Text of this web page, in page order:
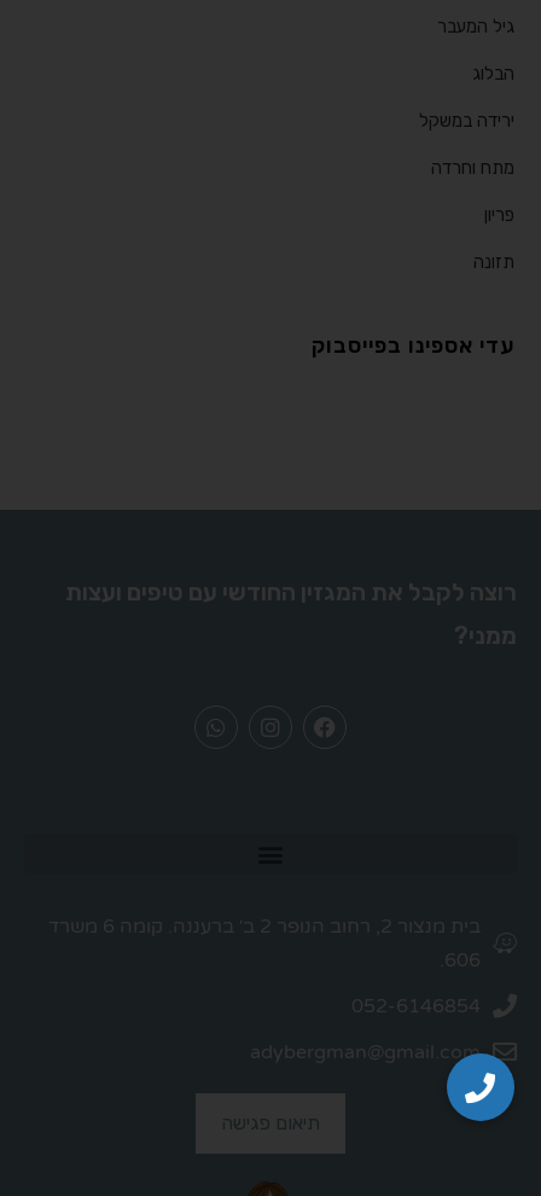
גיל המעבר
הבלוג
ירידה במשקל
מתח וחרדה
פריון
תזונה
עדי אספינו בפייסבוק
רוצה לקבל את המגזין החודשי עם טיפים ועצות
ממני?
בית מנצור 2, רחוב הנופר 2 ב׳ ברעננה. קומה 6 משרד
606.
052-6146854
adybergman@gmail.com
תיאום פגישה